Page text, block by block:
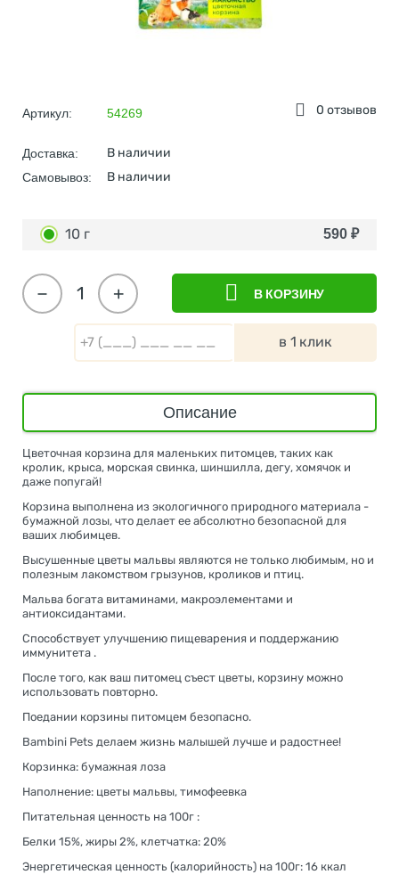
0 отзывов
Артикул: 54269
Доставка: В наличии
Самовывоз: В наличии
10 г 590 ₽
+
− В КОРЗИНУ
в 1 клик
Описание
Цветочная корзина для маленьких питомцев, таких как
кролик, крыса, морская свинка, шиншилла, дегу, хомячок и
даже попугай!
Корзина выполнена из экологичного природного материала -
бумажной лозы, что делает ее абсолютно безопасной для
ваших любимцев.
Высушенные цветы мальвы являются не только любимым, но и
полезным лакомством грызунов, кроликов и птиц.
Мальва богата витаминами, макроэлементами и
антиоксидантами.
Способствует улучшению пищеварения и поддержанию
иммунитета .
После того, как ваш питомец съест цветы, корзину можно
использовать повторно.
Поедании корзины питомцем безопасно.
Bambini Pets делаем жизнь малышей лучше и радостнее!
Корзинка: бумажная лоза
Наполнение: цветы мальвы, тимофеевка
Питательная ценность на 100г :
Белки 15%, жиры 2%, клетчатка: 20%
Энергетическая ценность (калорийность) на 100г: 16 ккал